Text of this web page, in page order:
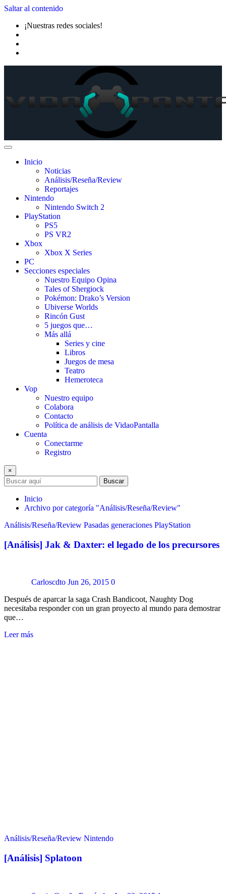
Saltar al contenido
¡Nuestras redes sociales!
Inicio
Noticias
Análisis/Reseña/Review
Reportajes
Nintendo
Nintendo Switch 2
PlayStation
PS5
PS VR2
Xbox
Xbox X Series
PC
Secciones especiales
Nuestro Equipo Opina
Tales of Shergiock
Pokémon: Drako’s Version
Ubiverse Worlds
Rincón Gust
5 juegos que…
Más allá
Series y cine
Libros
Juegos de mesa
Teatro
Hemeroteca
Vop
Nuestro equipo
Colabora
Contacto
Política de análisis de VidaoPantalla
Cuenta
Conectarme
Registro
×
Buscar
Inicio
Archivo por categoría "Análisis/Reseña/Review"
Análisis/Reseña/Review Pasadas generaciones PlayStation
[Análisis] Jak & Daxter: el legado de los precursores
Carloscdto Jun 26, 2015 0
Después de aparcar la saga Crash Bandicoot, Naughty Dog
necesitaba responder con un gran proyecto al mundo para demostrar
que…
Leer más
Análisis/Reseña/Review Nintendo
[Análisis] Splatoon